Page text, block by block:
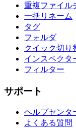
重複ファイル
一括リネーム
タグ
フォルダ
クイック切り
インスペクタ
フィルター
サポート
ヘルプセンタ
よくある質問